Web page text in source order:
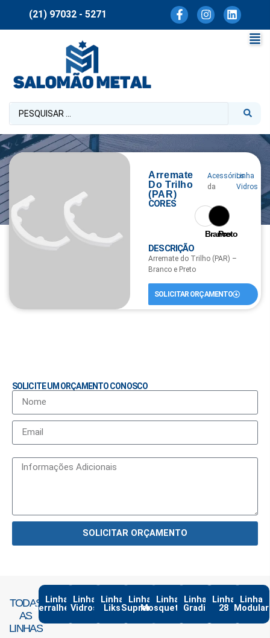
(21) 97032 - 5271
Arremate
Do Trilho
(PAR)
Acessórios
da
Linha
Vidros
CORES
Branco
Preto
DESCRIÇÃO
Arremate do Trilho (PAR) –
Branco e Preto
SOLICITAR ORÇAMENTO
SOLICITE UM ORÇAMENTO CONOSCO
SOLICITAR ORÇAMENTO
TODAS
AS
LINHAS
Linha
Serralheria
Linha
Vidros
Linha
Liks
Linha
Suprema
Linha
Mosqueteiro
Linha
Gradil
Linha
28
Linha
Modular